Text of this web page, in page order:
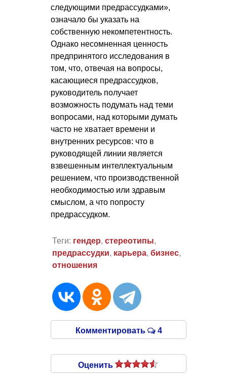
следующими предрассудками»,
означало бы указать на
собственную некомпетентность.
Однако несомненная ценность
предпринятого исследования в
том, что, отвечая на вопросы,
касающиеся предрассудков,
руководитель получает
возможность подумать над теми
вопросами, над которыми думать
часто не хватает времени и
внутренних ресурсов: что в
руководящей линии является
взвешенным интеллектуальным
решением, что производственной
необходимостью или здравым
смыслом, а что попросту
предрассудком.
Теги: гендер, стереотипы,
предрассудки, карьера, бизнес,
отношения
Комментировать 4
Оценить